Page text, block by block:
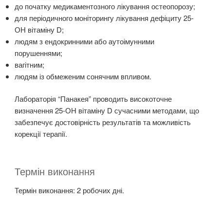
до початку медикаментозного лікування остеопорозу;
для періодичного моніторингу лікування дефіциту 25-
ОН вітаміну D;
людям з ендокринними або аутоімунними
порушеннями;
вагітним;
людям із обмеженим сонячним впливом.
Лабораторія “Панакея” проводить високоточне
визначення 25-ОН вітаміну D сучасними методами, що
забезпечує достовірність результатів та можливість
корекції терапії.
Термін виконання
Термін виконання: 2 робочих дні.